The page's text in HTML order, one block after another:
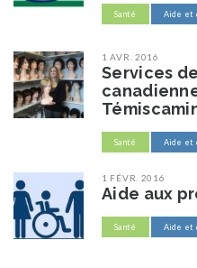
Santé Aide et
1 AVR. 2016
Services
Santé Aide et
1 FÉVR. 2016
Aide aux
Santé Aide et